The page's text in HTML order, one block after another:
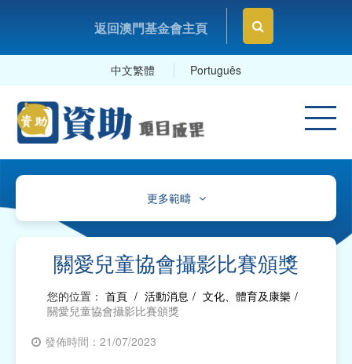
返回澳門基金會主頁
中文繁體 Português
更多範疇
文化、體育及康樂
教育及研究
衛生
社會服務
工商及專業社團、工會
關愛兒童協會攝影比賽頒獎
您的位置： 首頁 / 活動消息 / 文化、體育及康樂 /
關愛兒童協會攝影比賽頒獎
發佈時間：21/07/2023